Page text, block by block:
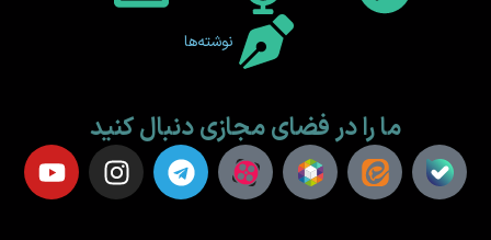
نوشته‌ها
ما را در فضای مجازی دنبال کنید